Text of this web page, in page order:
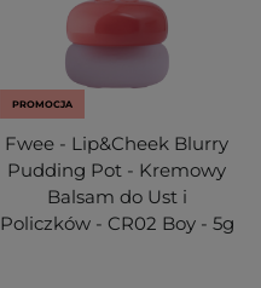
PROMOCJA
Fwee - Lip&Cheek Blurry
Pudding Pot - Kremowy
Balsam do Ust i
Policzków - CR02 Boy - 5g